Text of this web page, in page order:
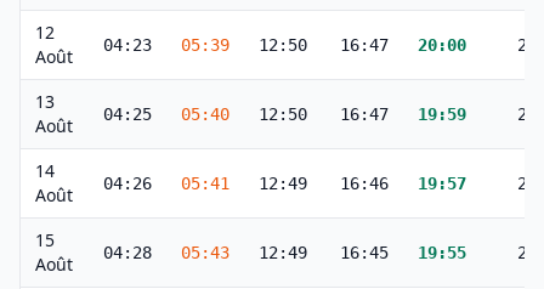
12
Août
04:23 05:39 12:50 16:47 20:00
13
Août
04:25 05:40 12:50 16:47 19:59
14
Août
04:26 05:41 12:49 16:46 19:57
15
Août
04:28 05:43 12:49 16:45 19:55